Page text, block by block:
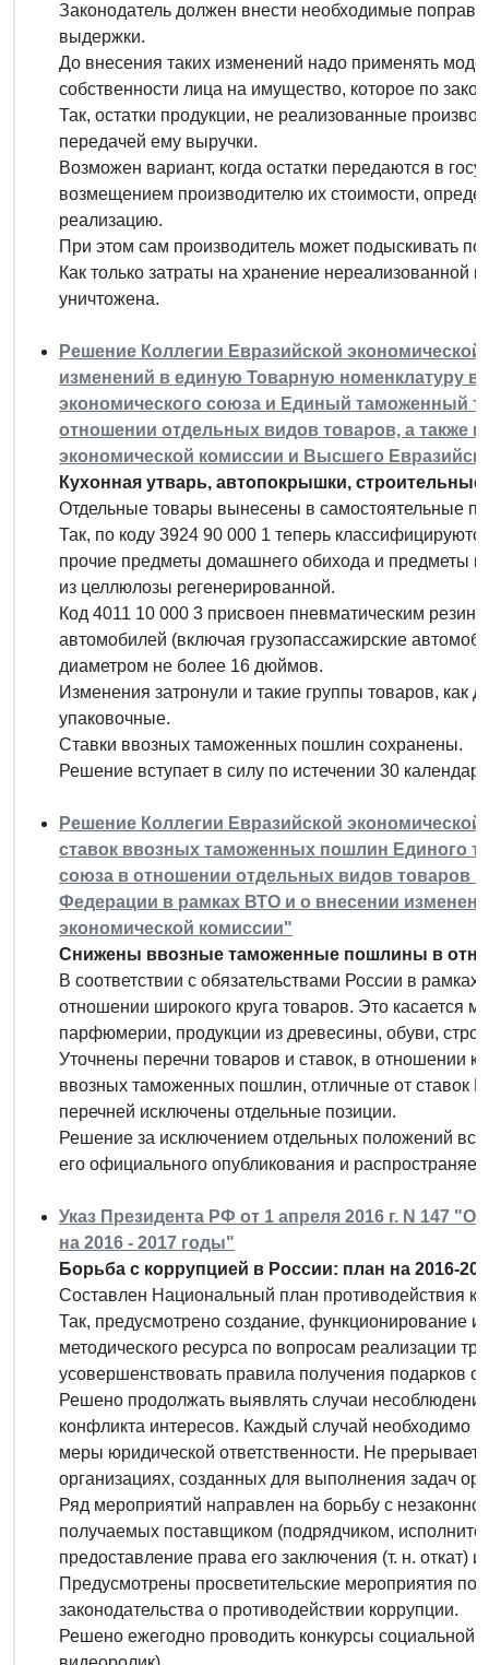
Законодатель должен внести необходимые
выдержки.
До внесения таких изменений надо применять
собственности лица на имущество, которое по
Так, остатки продукции, не реализованные
передачей ему выручки.
Возможен вариант, когда остатки передаются в
возмещением производителю их стоимости,
реализацию.
При этом сам производитель может подыскивать
Как только затраты на хранение нереализованной
уничтожена.
Решение Коллегии Евразийской
изменений в единую Товарную номенклатуру
экономического союза и Единый таможенный
отношении отдельных видов товаров, а также
экономической комиссии и Высшего
Кухонная утварь, автопокрышки,
Отдельные товары вынесены в самостоятельные
Так, по коду 3924 90 000 1 теперь
прочие предметы домашнего обихода и предметы
из целлюлозы регенерированной.
Код 4011 10 000 3 присвоен пневматическим
автомобилей (включая грузопассажирские
диаметром не более 16 дюймов.
Изменения затронули и такие группы товаров, как
упаковочные.
Ставки ввозных таможенных пошлин сохранены.
Решение вступает в силу по истечении 30
Решение Коллегии Евразийской
ставок ввозных таможенных пошлин Единого
союза в отношении отдельных видов товаров в
Федерации в рамках ВТО и о внесении
экономической комиссии"
Снижены ввозные таможенные пошлины в
В соответствии с обязательствами России в
отношении широкого круга товаров. Это касается
парфюмерии, продукции из древесины, обуви,
Уточнены перечни товаров и ставок, в отношении
ввозных таможенных пошлин, отличные от ставок
перечней исключены отдельные позиции.
Решение за исключением отдельных положений
его официального опубликования и
Указ Президента РФ от 1 апреля 2016 г. N 147
на 2016 - 2017 годы"
Борьба с коррупцией в России: план на 2016-
Составлен Национальный план противодействия
Так, предусмотрено создание, функционирование
методического ресурса по вопросам реализации
усовершенствовать правила получения подарков
Решено продолжать выявлять случаи
конфликта интересов. Каждый случай необходимо
меры юридической ответственности. Не
организациях, созданных для выполнения задач
Ряд мероприятий направлен на борьбу с
получаемых поставщиком (подрядчиком,
предоставление права его заключения (т. н. откат)
Предусмотрены просветительские мероприятия
законодательства о противодействии коррупции.
Решено ежегодно проводить конкурсы социальной